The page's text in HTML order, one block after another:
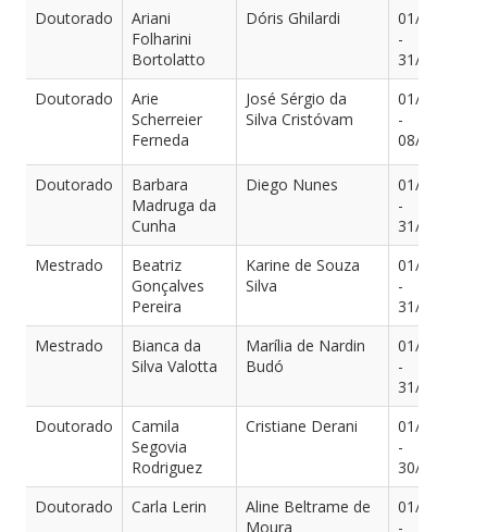
Doutorado
Ariani
Folharini
Bortolatto
Dóris Ghilardi
01/09/2022
-
31/03/2026
Doutorado
Arie
Scherreier
Ferneda
José Sérgio da
Silva Cristóvam
01/03/2023
-
08/02/2027
Doutorado
Barbara
Madruga da
Cunha
Diego Nunes
01/03/2020
-
31/08/2024
Mestrado
Beatriz
Gonçalves
Pereira
Karine de Souza
Silva
01/05/2024
-
31/03/2026
Mestrado
Bianca da
Silva Valotta
Marília de Nardin
Budó
01/04/2024
-
31/03/2026
Doutorado
Camila
Segovia
Rodriguez
Cristiane Derani
01/05/2021
-
30/04/2025
Doutorado
Carla Lerin
Aline Beltrame de
Moura
01/09/2023
-